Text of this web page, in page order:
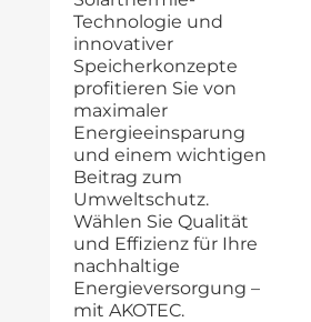
Technologie und
innovativer
Speicherkonzepte
profitieren Sie von
maximaler
Energieeinsparung
und einem wichtigen
Beitrag zum
Umweltschutz.
Wählen Sie Qualität
und Effizienz für Ihre
nachhaltige
Energieversorgung –
mit AKOTEC.